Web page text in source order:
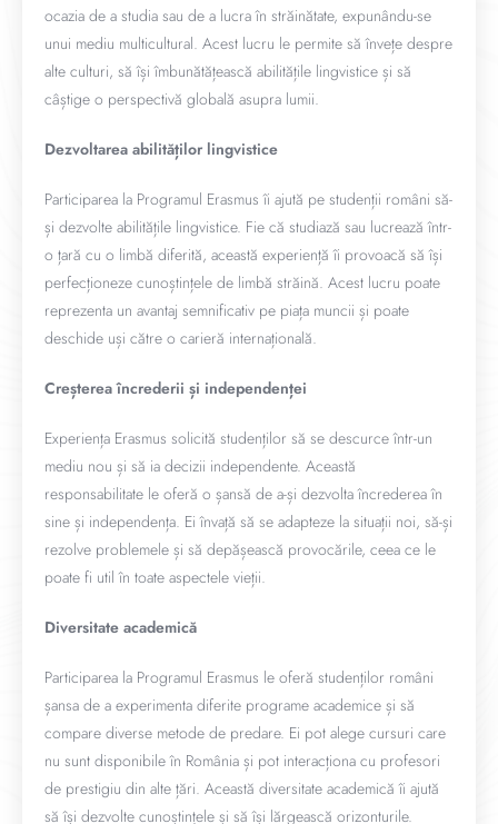
ocazia de a studia sau de a lucra în străinătate, expunându-se
unui mediu multicultural. Acest lucru le permite să învețe despre
alte culturi, să își îmbunătățească abilitățile lingvistice și să
câștige o perspectivă globală asupra lumii.
Dezvoltarea abilităților lingvistice
Participarea la Programul Erasmus îi ajută pe studenții români să-
și dezvolte abilitățile lingvistice. Fie că studiază sau lucrează într-
o țară cu o limbă diferită, această experiență îi provoacă să își
perfecționeze cunoștințele de limbă străină. Acest lucru poate
reprezenta un avantaj semnificativ pe piața muncii și poate
deschide uși către o carieră internațională.
Creșterea încrederii și independenței
Experiența Erasmus solicită studenților să se descurce într-un
mediu nou și să ia decizii independente. Această
responsabilitate le oferă o șansă de a-și dezvolta încrederea în
sine și independența. Ei învață să se adapteze la situații noi, să-și
rezolve problemele și să depășească provocările, ceea ce le
poate fi util în toate aspectele vieții.
Diversitate academică
Participarea la Programul Erasmus le oferă studenților români
șansa de a experimenta diferite programe academice și să
compare diverse metode de predare. Ei pot alege cursuri care
nu sunt disponibile în România și pot interacționa cu profesori
de prestigiu din alte țări. Această diversitate academică îi ajută
să își dezvolte cunoștințele și să își lărgească orizonturile.